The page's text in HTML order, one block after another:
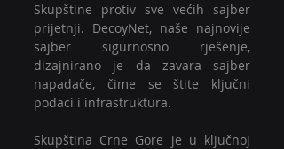
Skupštine protiv sve većih sajber
prijetnji. DecoyNet, naše najnovije
sajber sigurnosno rješenje,
dizajnirano je da zavara sajber
napadače, čime se štite ključni
podaci i infrastruktura.
Skupština Crne Gore je u ključnoj